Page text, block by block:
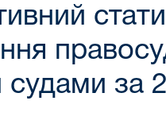
судами за